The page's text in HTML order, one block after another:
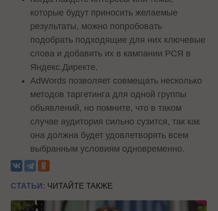
которые будут приносить желаемые
результаты, можно попробовать
подобрать подходящие для них ключевые
слова и добавить их в кампании РСЯ в
Яндекс.Директе.
AdWords позволяет совмещать несколько
методов таргетинга для одной группы
объявлений, но помните, что в таком
случае аудитория сильно сузится, так как
она должна будет удовлетворять всем
выбранным условиям одновременно.
СТАТЬИ: ЧИТАЙТЕ ТАКЖЕ